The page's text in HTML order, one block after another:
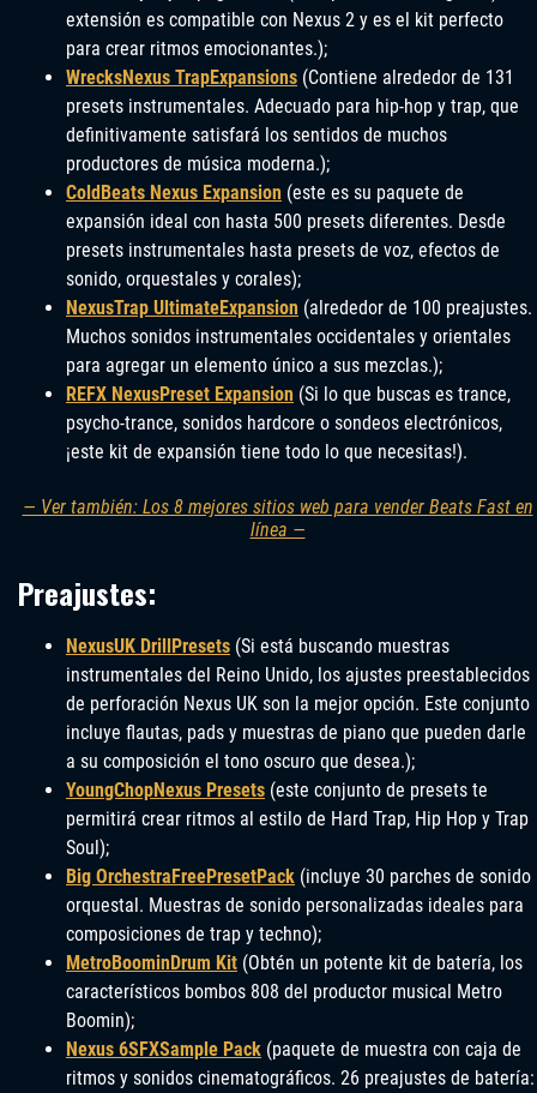
extensión es compatible con Nexus 2 y es el kit perfecto
para crear ritmos emocionantes.);
WrecksNexus TrapExpansions (Contiene alrededor de 131
presets instrumentales. Adecuado para hip-hop y trap, que
definitivamente satisfará los sentidos de muchos
productores de música moderna.);
ColdBeats Nexus Expansion (este es su paquete de
expansión ideal con hasta 500 presets diferentes. Desde
presets instrumentales hasta presets de voz, efectos de
sonido, orquestales y corales);
NexusTrap UltimateExpansion (alrededor de 100 preajustes.
Muchos sonidos instrumentales occidentales y orientales
para agregar un elemento único a sus mezclas.);
REFX NexusPreset Expansion (Si lo que buscas es trance,
psycho-trance, sonidos hardcore o sondeos electrónicos,
¡este kit de expansión tiene todo lo que necesitas!).
— Ver también: Los 8 mejores sitios web para vender Beats Fast en
línea —
Preajustes:
NexusUK DrillPresets (Si está buscando muestras
instrumentales del Reino Unido, los ajustes preestablecidos
de perforación Nexus UK son la mejor opción. Este conjunto
incluye flautas, pads y muestras de piano que pueden darle
a su composición el tono oscuro que desea.);
YoungChopNexus Presets (este conjunto de presets te
permitirá crear ritmos al estilo de Hard Trap, Hip Hop y Trap
Soul);
Big OrchestraFreePresetPack (incluye 30 parches de sonido
orquestal. Muestras de sonido personalizadas ideales para
composiciones de trap y techno);
MetroBoominDrum Kit (Obtén un potente kit de batería, los
característicos bombos 808 del productor musical Metro
Boomin);
Nexus 6SFXSample Pack (paquete de muestra con caja de
ritmos y sonidos cinematográficos. 26 preajustes de batería: